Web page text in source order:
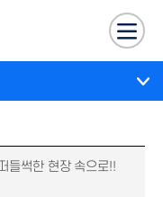
들썩한 현장 속으로!!